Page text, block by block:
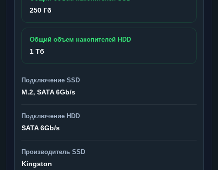
250 Гб
Общий объем накопителей HDD
1 Тб
Подключение SSD
M.2, SATA 6Gb/s
Подключение HDD
SATA 6Gb/s
Производитель SSD
Kingston